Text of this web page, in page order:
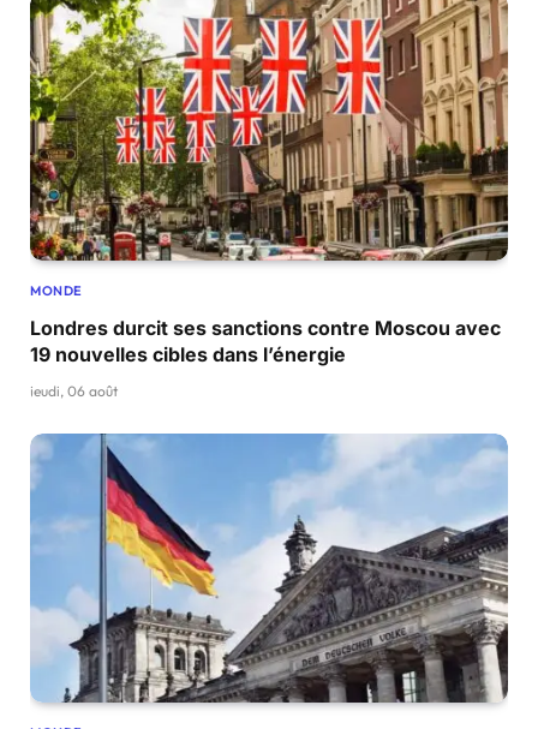
MONDE
Londres durcit ses sanctions contre Moscou avec
19 nouvelles cibles dans l’énergie
jeudi, 06 août